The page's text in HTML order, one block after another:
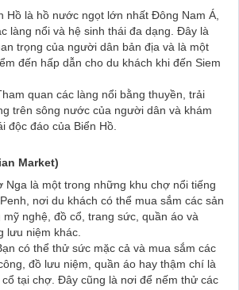
Hồ là hồ nước ngọt lớn nhất Đông Nam Á,
làng nổi và hệ sinh thái đa dạng. Đây là
trọng của người dân bản địa và là một
đến hấp dẫn cho du khách khi đến Siem
quan các làng nổi bằng thuyền, trải
trên sông nước của người dân và khám
độc đáo của Biển Hồ.
Market)
Nga là một trong những khu chợ nổi tiếng
nơi du khách có thể mua sắm các sản
mỹ nghệ, đồ cổ, trang sức, quần áo và
lưu niệm khác.
có thể thử sức mặc cả và mua sắm các
đồ lưu niệm, quần áo hay thậm chí là
tại chợ. Đây cũng là nơi để nếm thử các